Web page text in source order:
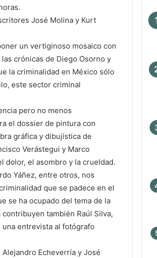
José Molina y Kurt
un vertiginoso mosaico con
crónicas de Diego Osorno y
la criminalidad en México sólo
este sector criminal
pero no menos
el dossier de pintura con
gráfica y dibujística de
Verástegui y Marco
dolor, el asombro y la crueldad.
Yáñez, entre otros, nos
que se padece en el
se ha ocupado del tema de la
también Raúl Silva,
una entrevista al fotógrafo
Echeverría y José